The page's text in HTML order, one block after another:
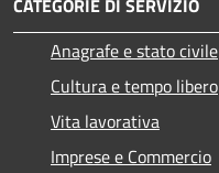
Anagrafe e stato civile
Cultura e tempo libero
Vita lavorativa
Imprese e Commercio